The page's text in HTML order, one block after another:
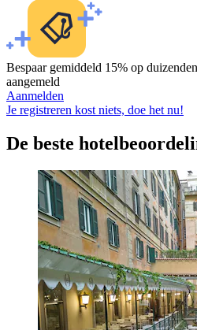
Bespaar gemiddeld 15% op
aangemeld
Aanmelden
Je registreren kost niets, doe het nu!
De beste